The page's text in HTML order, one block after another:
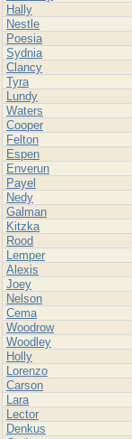
Hally
Nestle
Poesia
Sydnia
Clancy
Tyra
Lundy
Waters
Cooper
Felton
Espen
Enverun
Payel
Nedy
Galman
Kitzka
Rood
Lemper
Alexis
Joey
Nelson
Cema
Woodrow
Woodley
Holly
Lorenzo
Carson
Lara
Lector
Denkus